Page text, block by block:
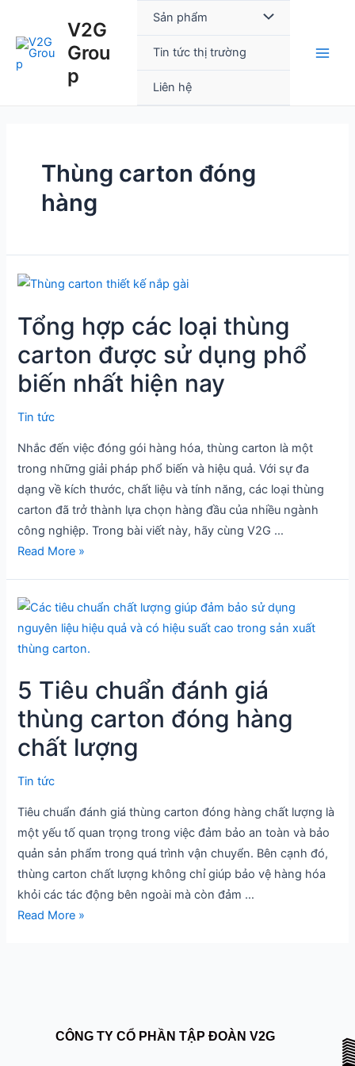
content
V2G
Grou
p
Sản phẩm Menu
Tin tức thị trường
Liên hệ
Thùng carton đóng
hàng
Tổng hợp các loại thùng
carton được sử dụng phổ
biến nhất hiện nay
Tin tức
Nhắc đến việc đóng gói hàng hóa, thùng carton là một
trong những giải pháp phổ biến và hiệu quả. Với sự đa
dạng về kích thước, chất liệu và tính năng, các loại thùng
carton đã trở thành lựa chọn hàng đầu của nhiều ngành
công nghiệp. Trong bài viết này, hãy cùng V2G …
Tổng
các
thùng
carton
dụng
phổ
biến
nhất
hiện
nay
Read More »
5 Tiêu chuẩn đánh giá
thùng carton đóng hàng
chất lượng
Tin tức
Tiêu chuẩn đánh giá thùng carton đóng hàng chất lượng là
một yếu tố quan trọng trong việc đảm bảo an toàn và bảo
quản sản phẩm trong quá trình vận chuyển. Bên cạnh đó,
thùng carton chất lượng không chỉ giúp bảo vệ hàng hóa
khỏi các tác động bên ngoài mà còn đảm …
5
Tiêu
chuẩn
giá
thùng
carton
đóng
lượng
Read More »
CÔNG TY CỔ PHẦN TẬP ĐOÀN V2G